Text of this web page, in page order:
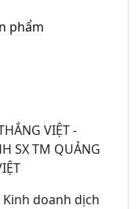
phẩm
VIỆT -
SX TM QUẢNG
doanh dịch